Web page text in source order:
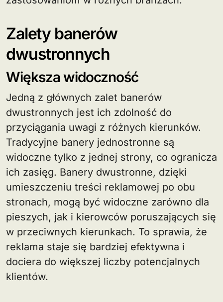
Zalety banerów
dwustronnych
Większa widoczność
Jedną z głównych zalet banerów
dwustronnych jest ich zdolność do
przyciągania uwagi z różnych kierunków.
Tradycyjne banery jednostronne są
widoczne tylko z jednej strony, co ogranicza
ich zasięg. Banery dwustronne, dzięki
umieszczeniu treści reklamowej po obu
stronach, mogą być widoczne zarówno dla
pieszych, jak i kierowców poruszających się
w przeciwnych kierunkach. To sprawia, że
reklama staje się bardziej efektywna i
dociera do większej liczby potencjalnych
klientów.